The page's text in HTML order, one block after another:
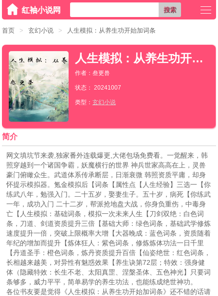
搜索
首页 > 玄幻小说 > 人生模拟：从养生功开始加词条
人生模拟：从养生功开始加词条
作者：叁更兽
状态： 20241007
类型： 玄幻小说
简介
网文填坑节来袭,独家番外连载爆更,大佬包场免费看。一觉醒来，韩
照穿越到一个诸国争霸，妖魔横行的世界 神兵世家高高在上，灵兽
豪门俯瞰众生。武道体系传承断层，日渐衰微 韩照资质平庸，却身
怀提示模拟器。氪金模拟后【词条【属性点【人生经验】三选一【你
练武八年，勉强入门。二十五岁，娶妻生子。五十岁，病死【你练武
一年，成功入门 二十二岁，帮派抢地盘大战，你身负重伤，中毒身
亡【人生模拟：基础词条，模拟一次未来人生【刀剑双绝：白色词
条，刀道、剑道资质提升三倍【基础大师：绿色词条，基础武学修炼
速度提升一倍，突破上限概率大增【大器晚成：蓝色词条，资质随着
年纪的增加而提升【炼体狂人：紫色词条，修炼炼体功法一日千里
【丹道圣手：橙色词条，炼丹资质提升百倍【仙姿绝世：红色词条，
长相越来越美，对异性有魅惑效果【养生诀第72层；特效：强身健
体（隐藏特效：长生不老、太阳真罡、涅槃圣体、五色神光】只要词
条够多，威力平平，简单易学的养生功法，也能练成绝世神功。
各位书友要是觉得《人生模拟：从养生功开始加词条》还不错的话请